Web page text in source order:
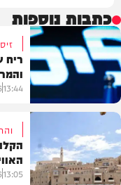
כתבות נוספות
פוליטי
ריח
13:44
13:05